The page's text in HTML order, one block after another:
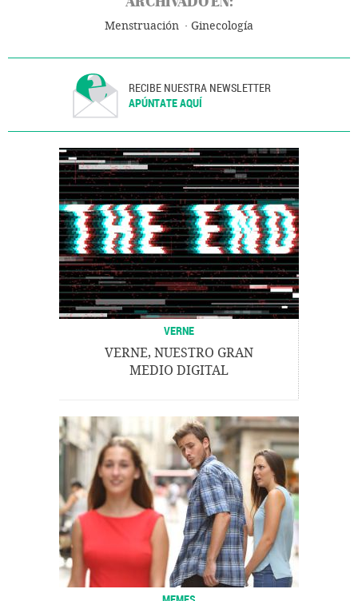
Menstruación Ginecología
RECIBE NUESTRA NEWSLETTER
APÚNTATE AQUÍ
VERNE
VERNE, NUESTRO GRAN
MEDIO DIGITAL